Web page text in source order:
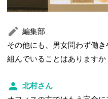
編集部
その他にも、男女問わず働
組んでいることはありますか
北村さん